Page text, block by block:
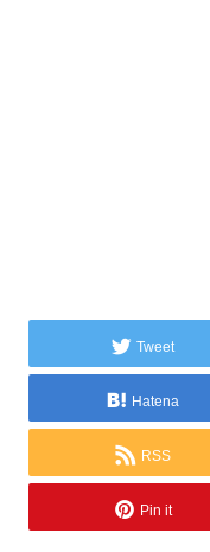
Tweet
Hatena
RSS
Pin it